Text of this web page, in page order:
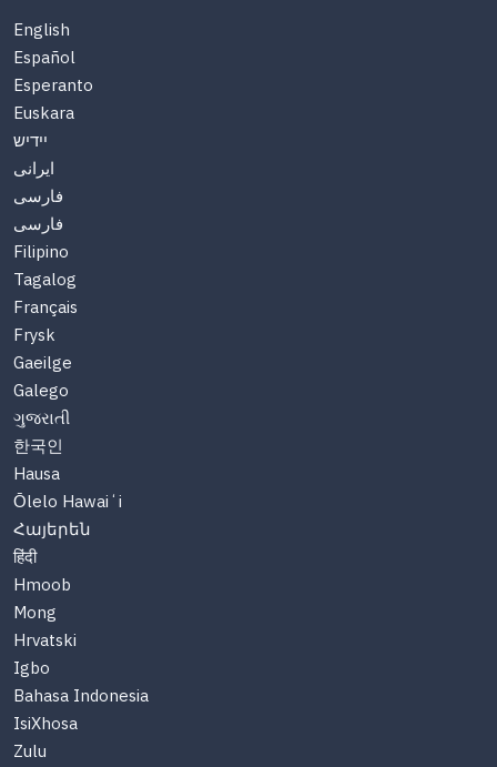
English
Español
Esperanto
Euskara
יידיש
ایرانی
فارسی
فارسی
Filipino
Tagalog
Français
Frysk
Gaeilge
Galego
ગુજરાતી
한국인
Hausa
Ōlelo Hawaiʻi
Հայերեն
हिंदी
Hmoob
Mong
Hrvatski
Igbo
Bahasa Indonesia
IsiXhosa
Zulu